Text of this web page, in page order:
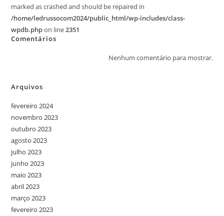
marked as crashed and should be repaired in
/home/ledrussocom2024/public_html/wp-includes/class-
wpdb.phpon line2351
Comentários
Nenhum comentário para mostrar.
Arquivos
fevereiro 2024
novembro 2023
outubro 2023
agosto 2023
julho 2023
junho 2023
maio 2023
abril 2023
março 2023
fevereiro 2023